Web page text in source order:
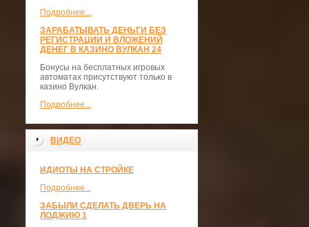
Подробнее...
ЗАРАБАТЫВАТЬ ДЕНЬГИ БЕЗ
РЕГИСТРАЦИИ И ВЛОЖЕНИЙ
ДЕНЕГ В КАЗИНО ВУЛКАН 24
Бонусы на бесплатных игровых
автоматах присутствуют только в
казино Вулкан.
Подробнее...
ВИДЕО
ИДИОТЫ НА СТРОЙКЕ
Подробнее...
ЗАБЫЛИ СДЕЛАТЬ ДВЕРЬ НА
ЛОДЖИЮ 1